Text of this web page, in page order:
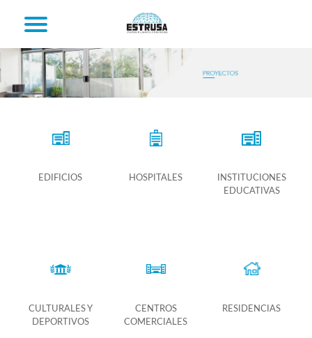
EDIFICIOS HOSPITALES
INSTITUCIONES
EDUCATIVAS
CULTURALES Y
DEPORTIVOS
CENTROS
COMERCIALES
RESIDENCIAS